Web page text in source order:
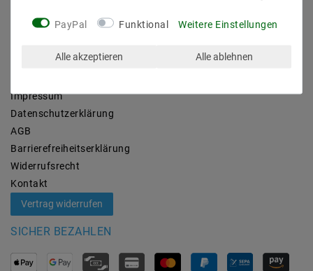
Ihr Warenkorb
Ihr Shop-Konto
Impressum
Daten­schutz­erklärung
AGB
Barrierefreiheitserklärung
Widerrufs­recht
Kontakt
Vertrag widerrufen
SICHER BEZAHLEN
PayPal Funktional Weitere Einstellungen
Alle akzeptieren Alle ablehnen